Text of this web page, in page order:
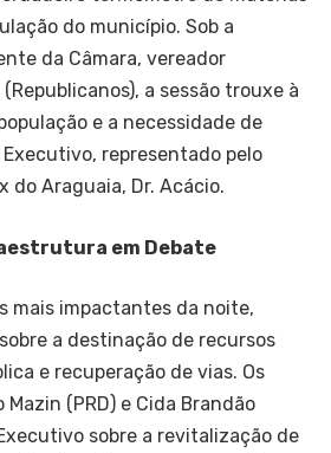
do município. Sob a
da Câmara, vereador
a sessão trouxe à
e a necessidade de
representado pelo
do Araguaia, Dr. Acácio.
em Debate
mais impactantes da noite,
a destinação de recursos
e recuperação de vias. Os
(PRD) e Cida Brandão
sobre a revitalização de